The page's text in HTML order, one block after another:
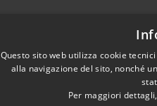
Questo sito web utilizza cookie
alla navigazione del sito, nonché
Per maggiori